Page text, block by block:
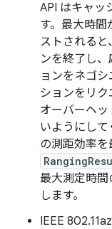
API はキャッ
す。最大時
ストされると
ンを終了し
ョンをネゴ
ションをリ
オーバーヘ
いようにし
の測距効率
最大測定時間
します。
IEEE